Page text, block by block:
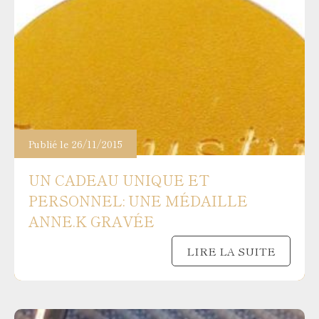
Publié le 26/11/2015
UN CADEAU UNIQUE ET
PERSONNEL: UNE MÉDAILLE
ANNE.K GRAVÉE
LIRE LA SUITE